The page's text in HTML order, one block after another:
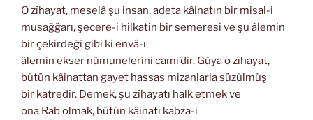
O zîhayat, meselâ şu insan, adeta kâinatın bir misal-i
musağğarı, şecere-i hilkatin bir semeresi ve şu âlemin
bir çekirdeği gibi ki envâ-ı
âlemin ekser nümunelerini cami’dir. Güya o zîhayat,
bütün kâinattan gayet hassas mizanlarla süzülmüş
bir katredir. Demek, şu zîhayatı halk etmek ve
ona Rab olmak, bütün kâinatı kabza-i